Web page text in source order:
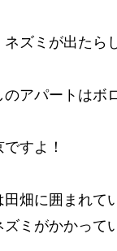
ズミが出たら
アパートはボ
すよ！
畑に囲まれて
ミがかかって